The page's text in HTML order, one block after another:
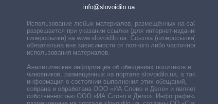
info@slovoidilo.ua
Использование любых материалов, размещённых на сайте,
разрешается при указании ссылки (для интернет-изданий —
гиперссылки) на www.slovoidilo.ua. Ссылка (гиперссылка)
обязательна вне зависимости от полного либо частичного
использования материалов.
Аналитическая информация об обещаниях политиков и
чиновников, размещенных на портале slovoidilo.ua, а также
информация о состоянии выполнения этих обещаний,
собрана и обработана ООО «ИА Слово и Дело» и является
собственностью ООО «ИА Слово и Дело». Инфографики,